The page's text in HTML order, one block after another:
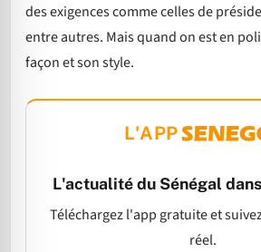
des exigences comme celles de
entre autres. Mais quand on est en
façon et son style.
L'APP
L'actualité du Sénégal
Téléchargez l'app gratuite et
réel.